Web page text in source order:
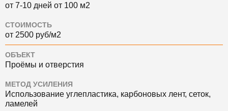
от 7-10 дней от 100 м2
СТОИМОСТЬ
от 2500 руб/м2
ОБЪЕКТ
Проёмы и отверстия
МЕТОД УСИЛЕНИЯ
Использование углепластика, карбоновых лент, сеток,
ламелей